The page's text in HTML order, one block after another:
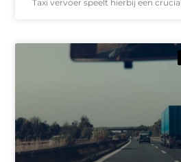
Taxi vervoer speelt hierbij een